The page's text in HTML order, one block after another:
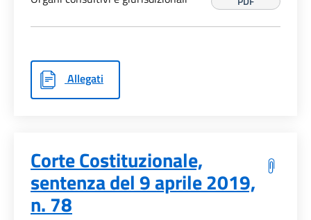
Allegati
Corte Costituzionale,
sentenza del 9 aprile 2019,
n. 78